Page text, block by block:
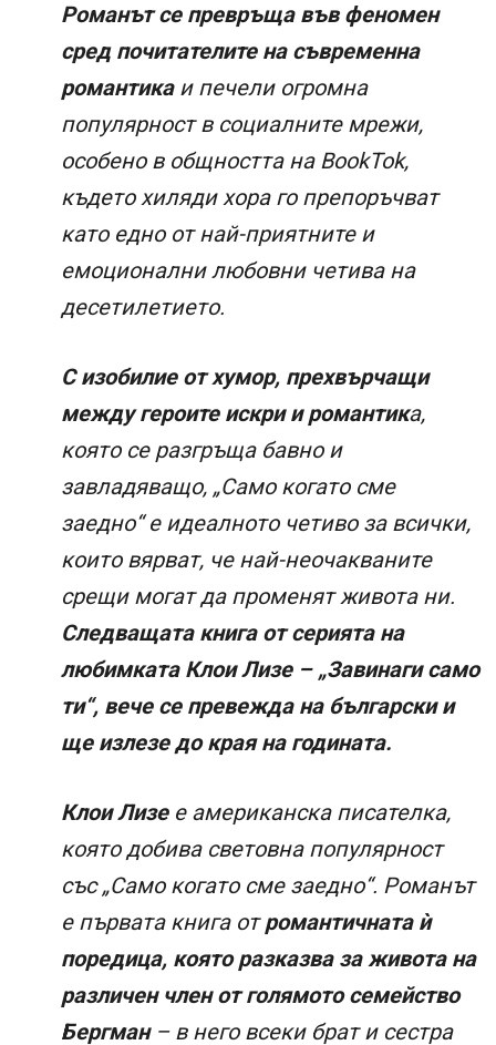
Романът се превръща във феномен
сред почитателите на съвременна
романтикаи печели огромна
популярност в социалните мрежи,
особено в общността на BookTok,
където хиляди хора го препоръчват
като едно от най-приятните и
емоционални любовни четива на
десетилетието.
С изобилие от хумор, прехвърчащи
между героите искри и романтика,
която се разгръща бавно и
завладяващо, „Само когато сме
заедно“ е идеалното четиво за всички,
които вярват, че най-неочакваните
срещи могат да променят живота ни.
Следващата книга от серията на
любимката Клои Лизе – „Завинаги само
ти“, вече се превежда на български и
ще излезе до края на годината.
Клои Лизеe американска писателка,
която добива световна популярност
със „Само когато сме заедно“. Романът
е първата книга отромантичната ѝ
поредица, която разказва за живота на
различен член от голямото семейство
Бергман– в него всеки брат и сестра